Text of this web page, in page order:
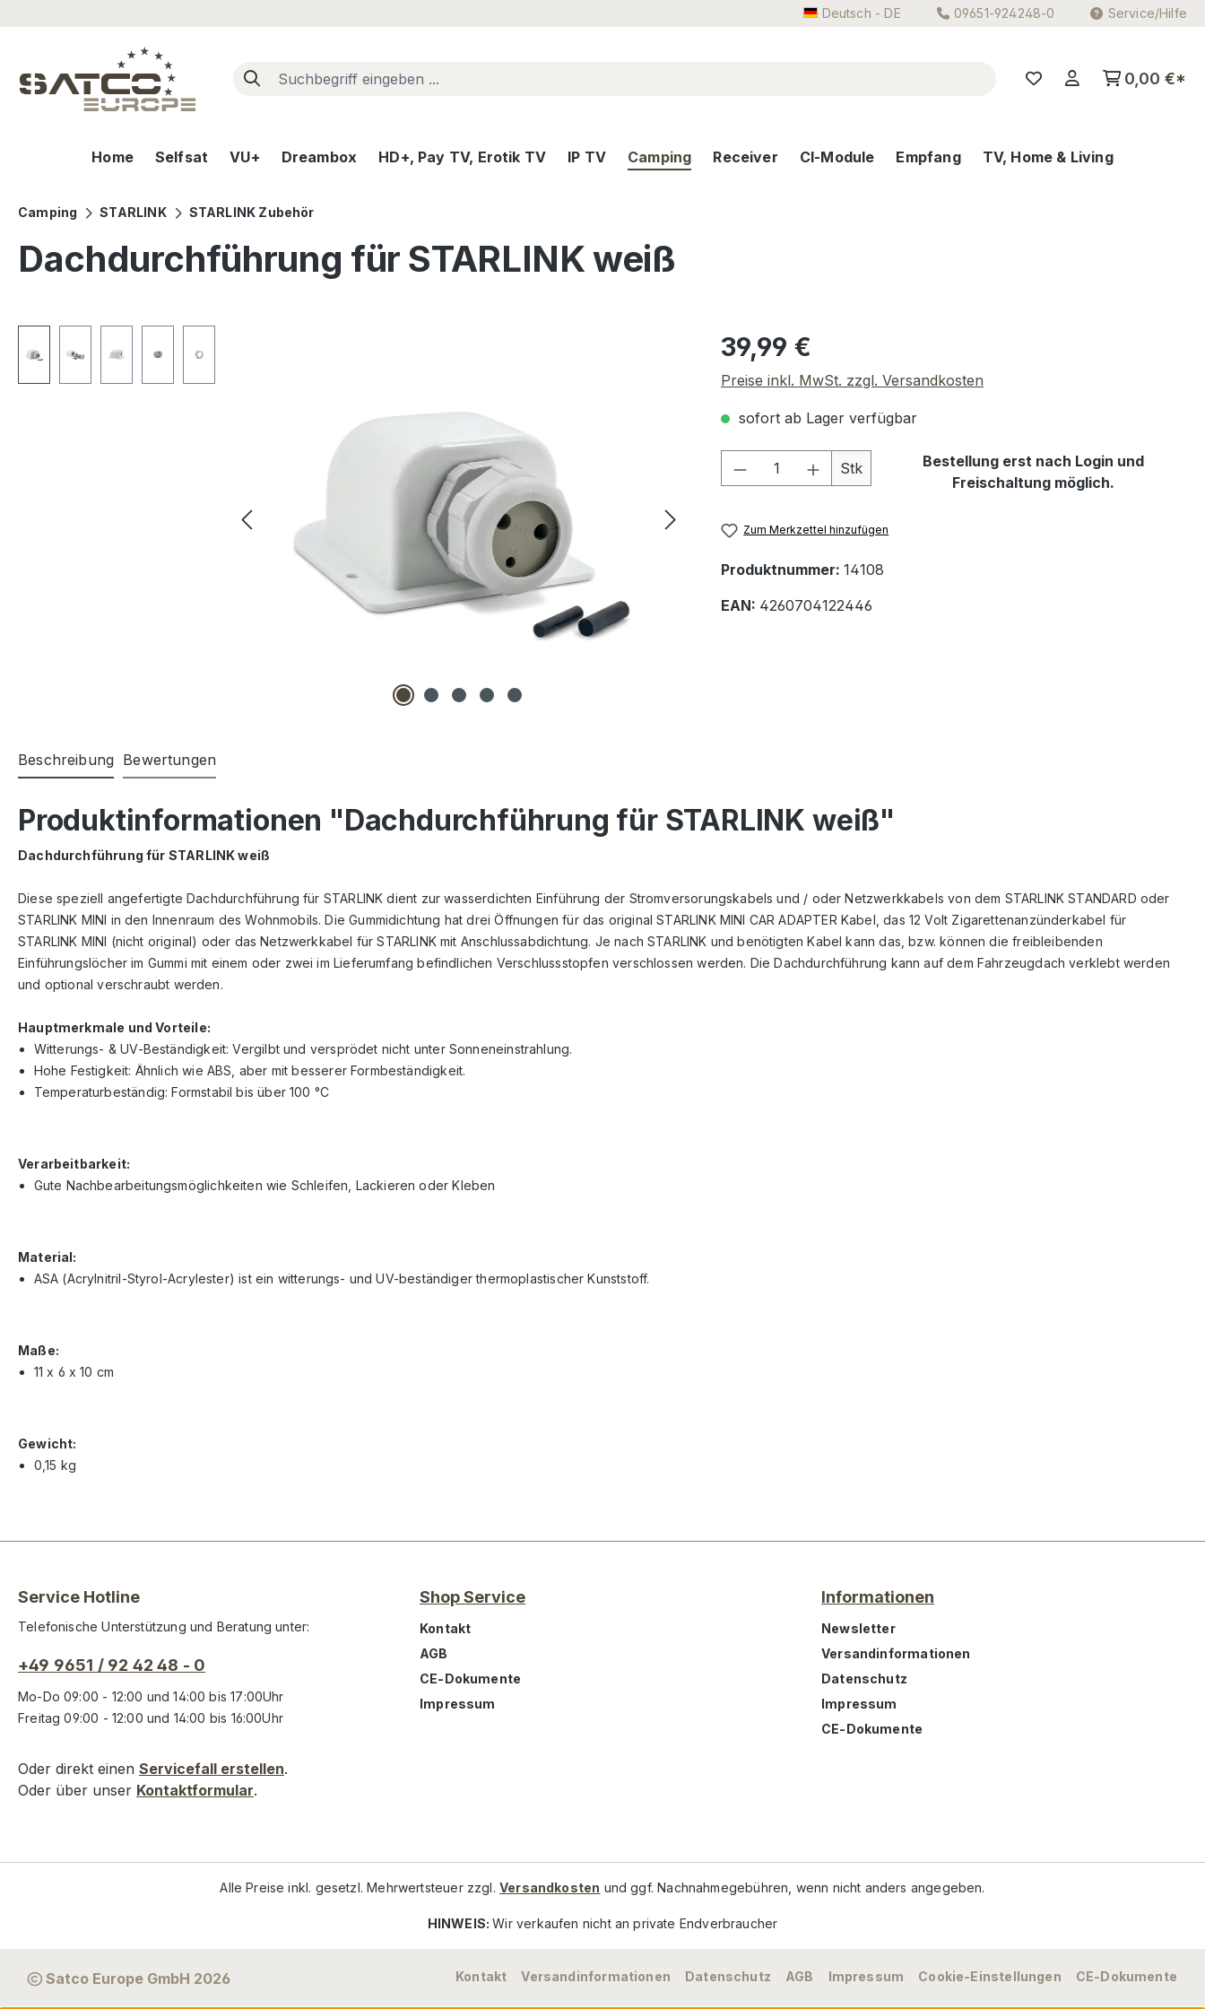
Deutsch - DE 09651-924248-0 Service/Hilfe
0,00 €*
Home Selfsat VU+ Dreambox HD+, Pay TV, Erotik TV IP TV Camping Receiver CI-Module Empfang TV, Home & Living
Camping STARLINK STARLINK Zubehör
Dachdurchführung für STARLINK weiß
Regulärer Preis:
39,99 €
Preise inkl. MwSt. zzgl. Versandkosten
sofort ab Lager verfügbar
Produkt Anzahl: Gib den gewünschten Wert
Stk
Bestellung erst nach Login und
Freischaltung möglich.
Zum Merkzettel hinzufügen
Produktnummer: 14108
EAN: 4260704122446
Beschreibung Bewertungen
Produktinformationen "Dachdurchführung für STARLINK weiß"
Dachdurchführung für STARLINK weiß
Diese speziell angefertigte Dachdurchführung für STARLINK dient zur wasserdichten Einführung der Stromversorungskabels und / oder Netzwerkkabels von dem STARLINK STANDARD oder
STARLINK MINI in den Innenraum des Wohnmobils. Die Gummidichtung hat drei Öffnungen für das original STARLINK MINI CAR ADAPTER Kabel, das 12 Volt Zigarettenanzünderkabel für
STARLINK MINI (nicht original) oder das Netzwerkkabel für STARLINK mit Anschlussabdichtung. Je nach STARLINK und benötigten Kabel kann das, bzw. können die freibleibenden
Einführungslöcher im Gummi mit einem oder zwei im Lieferumfang befindlichen Verschlussstopfen verschlossen werden. Die Dachdurchführung kann auf dem Fahrzeugdach verklebt werden
und optional verschraubt werden.
Hauptmerkmale und Vorteile:
Witterungs- & UV-Beständigkeit: Vergilbt und versprödet nicht unter Sonneneinstrahlung.
Hohe Festigkeit: Ähnlich wie ABS, aber mit besserer Formbeständigkeit.
Temperaturbeständig: Formstabil bis über 100 °C
Verarbeitbarkeit:
Gute Nachbearbeitungsmöglichkeiten wie Schleifen, Lackieren oder Kleben
Material:
ASA (Acrylnitril-Styrol-Acrylester) ist ein witterungs- und UV-beständiger thermoplastischer Kunststoff.
Maße:
11 x 6 x 10 cm
Gewicht:
0,15 kg
Service Hotline
Telefonische Unterstützung und Beratung unter:
+49 9651 / 92 42 48 - 0
Mo-Do 09:00 - 12:00 und 14:00 bis 17:00Uhr
Freitag 09:00 - 12:00 und 14:00 bis 16:00Uhr
Oder direkt einen Servicefall erstellen.
Oder über unser Kontaktformular.
Shop Service
Kontakt
AGB
CE-Dokumente
Impressum
Informationen
Newsletter
Versandinformationen
Datenschutz
Impressum
CE-Dokumente
Alle Preise inkl. gesetzl. Mehrwertsteuer zzgl. Versandkosten und ggf. Nachnahmegebühren, wenn nicht anders angegeben.
HINWEIS:Wir verkaufen nicht an private Endverbraucher
Satco Europe GmbH 2026 Kontakt Versandinformationen Datenschutz AGB Impressum Cookie-Einstellungen CE-Dokumente